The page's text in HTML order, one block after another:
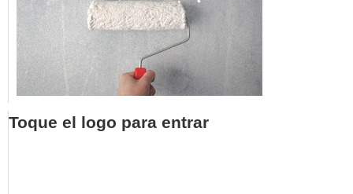
Toque el logo para entrar